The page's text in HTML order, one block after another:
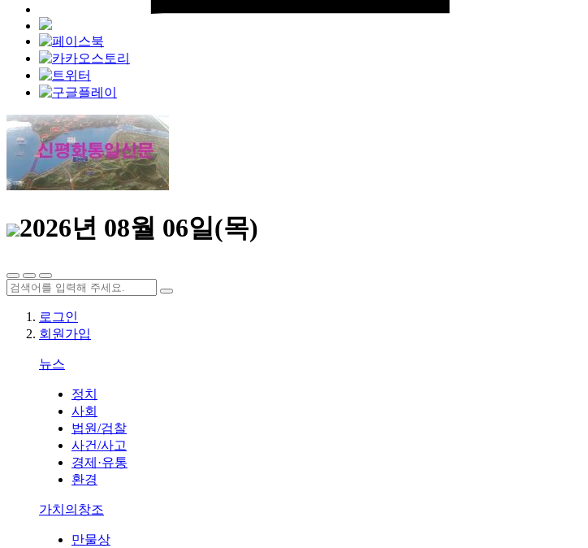
2026년 08월 06일(목)
로그인
회원가입
뉴스
정치
사회
법원/검찰
사건/사고
경제·유통
환경
가치의창조
만물상